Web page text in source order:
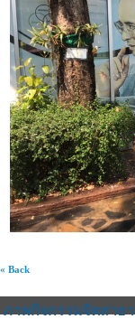
« Back
ภาพกิจกรรมจิตสาธ